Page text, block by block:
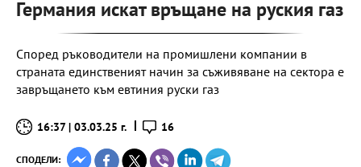
Германия искат връщане на руския газ
Според ръководители на промишлени компании в
страната единственият начин за съживяване на сектора е
завръщането към евтиния руски газ
16:37 | 03.03.25 г. 16
СПОДЕЛИ: